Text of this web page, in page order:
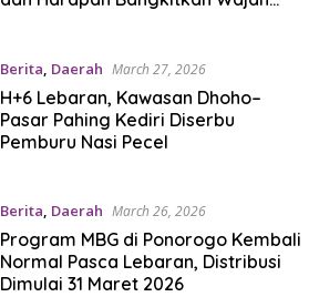
Berita, Daerah March 27, 2026
H+6 Lebaran, Kawasan Dhoho–
Pasar Pahing Kediri Diserbu
Pemburu Nasi Pecel
Berita, Daerah March 26, 2026
Program MBG di Ponorogo Kembali
Normal Pasca Lebaran, Distribusi
Dimulai 31 Maret 2026